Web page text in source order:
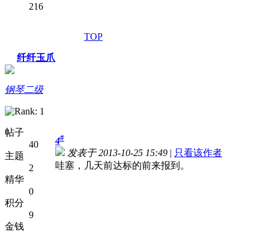
216
TOP
纤纤玉爪
钢琴二级
帖子
40
主题
2
精华
0
积分
9
金钱
4#
发表于 2013-10-25 15:49 | 只看该作者
哇塞，几天前达标的前来报到。